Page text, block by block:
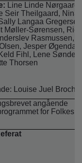
Line Linde
Seir Theilgaard, Nina
Langaa
Møller-Sørensen,
Rasmussen,
Jesper
Fihl, Lene
Thorsen
Louise Juel Broch
angående
for